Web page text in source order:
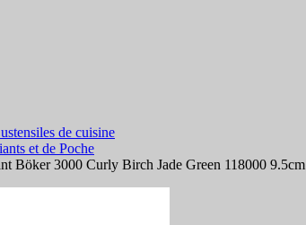
de cuisine
et de Poche
Böker 3000 Curly Birch Jade Green 118000 9.5cm